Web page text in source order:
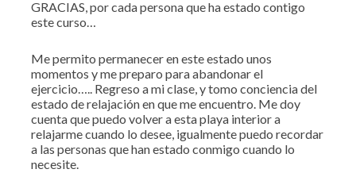
GRACIAS, por cada persona que ha estado contigo
este curso…
Me permito permanecer en este estado unos
momentos y me preparo para abandonar el
ejercicio….. Regreso a mi clase, y tomo conciencia del
estado de relajación en que me encuentro. Me doy
cuenta que puedo volver a esta playa interior a
relajarme cuando lo desee, igualmente puedo recordar
a las personas que han estado conmigo cuando lo
necesite.